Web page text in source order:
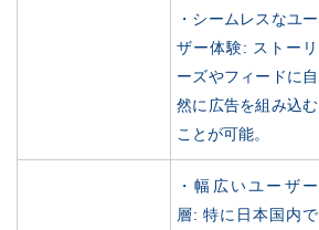
・シームレスなユー
ザー体験: ストーリ
ーズやフィードに自
然に広告を組み込む
ことが可能。
・幅広いユーザー
層: 特に日本国内で